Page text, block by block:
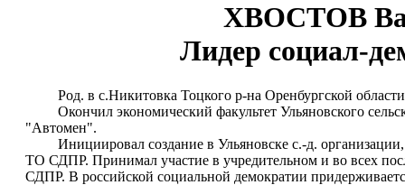
ХВОСТОВ
Лидер социал-
Род. в с.Никитовка Тоцкого р-на Оренбургской
Окончил экономический факультет Ульяновского
"Автомен".
Инициировал создание в Ульяновске с.-д. организации,
ТО СДПР. Принимал участие в учредительном и во всех
СДПР. В российской социальной демократии